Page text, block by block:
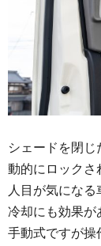
シェードを閉
動的にロックさ
人目が気にな
冷却にも効果が
手動式ですが操